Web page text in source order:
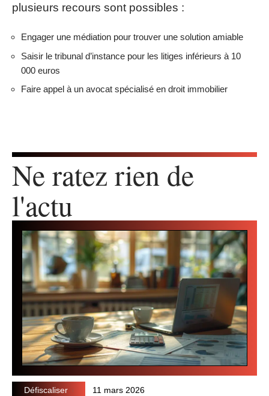
plusieurs recours sont possibles :
Engager une médiation pour trouver une solution amiable
Saisir le tribunal d’instance pour les litiges inférieurs à 10
000 euros
Faire appel à un avocat spécialisé en droit immobilier
Ne ratez rien de
l'actu
Défiscaliser 11 mars 2026